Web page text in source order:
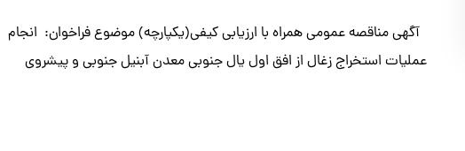
آگهي مناقصه عمومی همراه با ارزیابی کیفی(یکپارچه) موضوع فراخوان: انجام
عملیات استخراج زغال از افق اول یال جنوبی معدن آبنیل جنوبی و پیشروی